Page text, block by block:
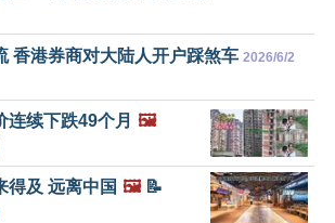
香港券商对大陆人开户踩煞车 2026/6/2
连续下跌49个月 🖼️
得及 远离中国 🖼️📝